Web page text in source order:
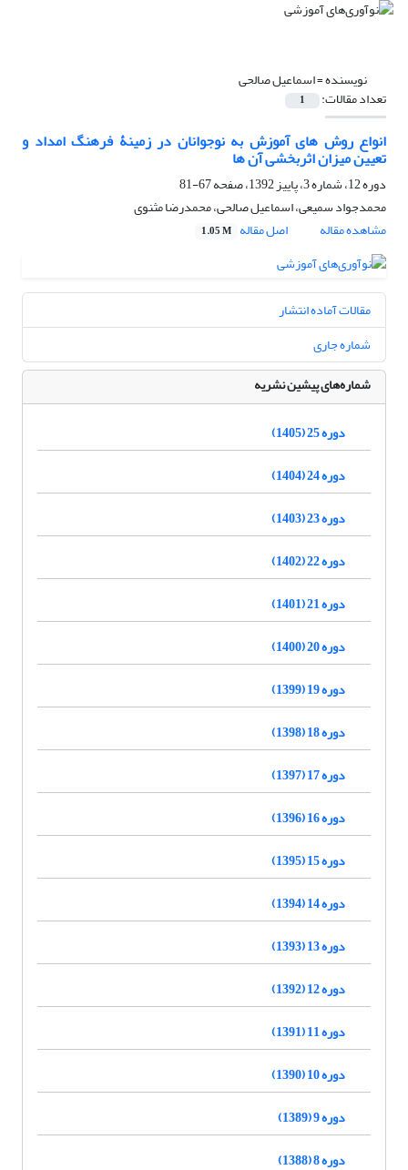
نویسنده =اسماعیل صالحی
تعداد مقالات: 1
انواع روش های آموزش به نوجوانان در زمینۀ فرهنگ امداد و
تعیین میزان اثربخشی آن ها
دوره 12، شماره 3، پاییز 1392، صفحه
67-81
محمدجواد سمیعی، اسماعیل صالحی، محمدرضا مثنوی
مشاهده مقاله
اصل مقاله 1.05 M
مقالات آماده انتشار
شماره جاری
شماره‌های پیشین نشریه
دوره 25 (1405)
دوره 24 (1404)
دوره 23 (1403)
دوره 22 (1402)
دوره 21 (1401)
دوره 20 (1400)
دوره 19 (1399)
دوره 18 (1398)
دوره 17 (1397)
دوره 16 (1396)
دوره 15 (1395)
دوره 14 (1394)
دوره 13 (1393)
دوره 12 (1392)
دوره 11 (1391)
دوره 10 (1390)
دوره 9 (1389)
دوره 8 (1388)